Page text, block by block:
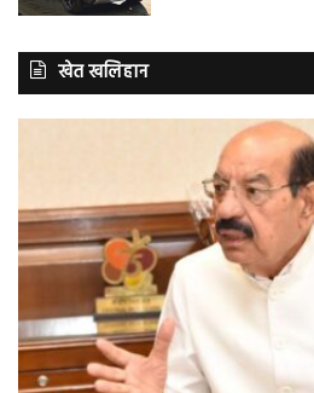
खेत खलिहान